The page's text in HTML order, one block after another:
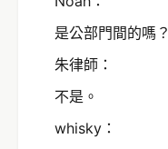
是公部門間的嗎？
朱律師：
不是。
whisky：